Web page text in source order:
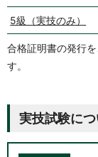
5級（実技のみ）
合格証明書の発行
す。
実技試験に